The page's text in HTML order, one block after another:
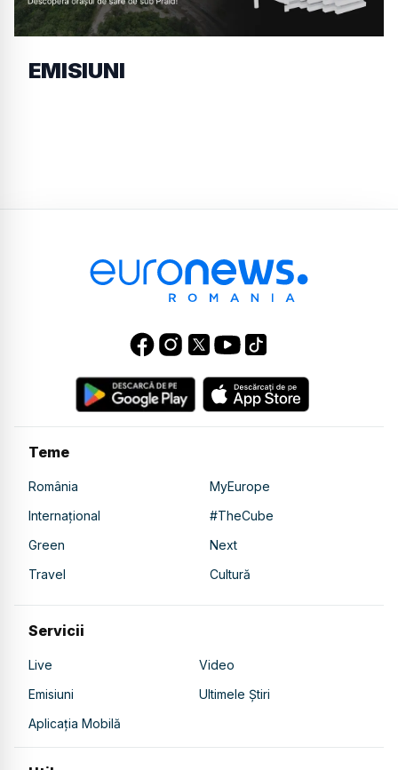
EMISIUNI
Teme
România
MyEurope
Internațional
#TheCube
Green
Next
Travel
Cultură
Servicii
Live
Video
Emisiuni
Ultimele Știri
Aplicația Mobilă